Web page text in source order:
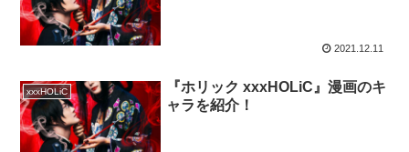
2021.12.11
xxxHOLiC
『ホリック xxxHOLiC』漫画のキ
ャラを紹介！